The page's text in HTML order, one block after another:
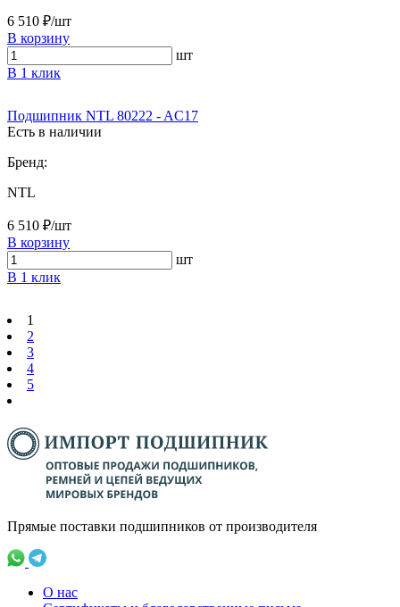
6 510 ₽/шт
В корзину
шт
В 1 клик
Подшипник NTL 80222 - AC17
Есть в наличии
Бренд:
NTL
6 510 ₽/шт
В корзину
шт
В 1 клик
1
2
3
4
5
Прямые поставки подшипников от производителя
О нас